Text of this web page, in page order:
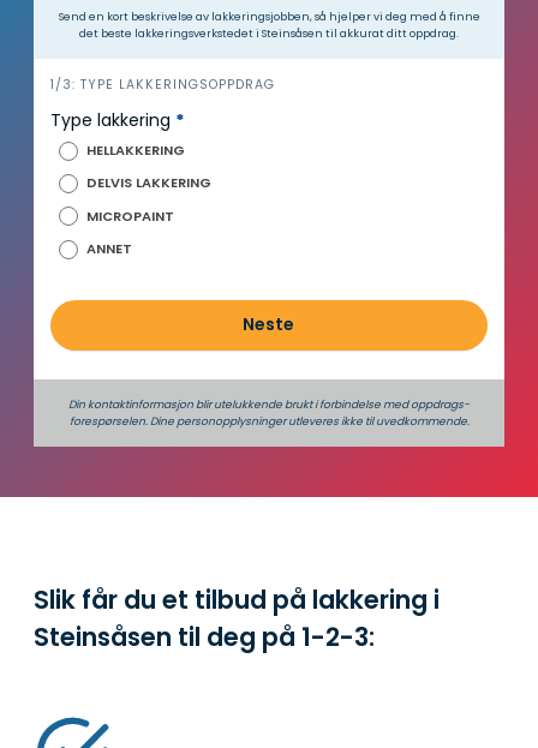
Send en kort beskrivelse av lakkeringsjobben, så hjelper vi deg med å finne
det beste lakkeringsverkstedet i Steinsåsen til akkurat ditt oppdrag.
h
e
1/3: TYPE LAKKERINGSOPPDRAG
Type lakkering *
HELLAKKERING
DELVIS LAKKERING
MICROPAINT
ANNET
Neste
Din kontaktinformasjon blir utelukkende brukt i forbindelse med oppdrags­
forespørselen. Dine person­­opplysninger utleveres ikke til uvedkommende.
Slik får du et tilbud på lakkering i
Steinsåsen til deg på 1-2-3: